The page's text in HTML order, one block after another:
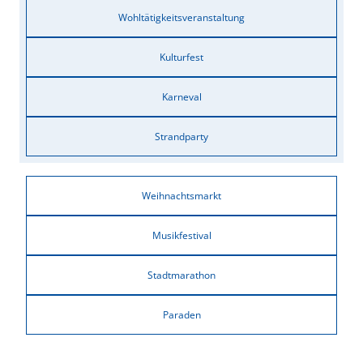
Wohltätigkeitsveranstaltung
Kulturfest
Karneval
Strandparty
Weihnachtsmarkt
Musikfestival
Stadtmarathon
Paraden